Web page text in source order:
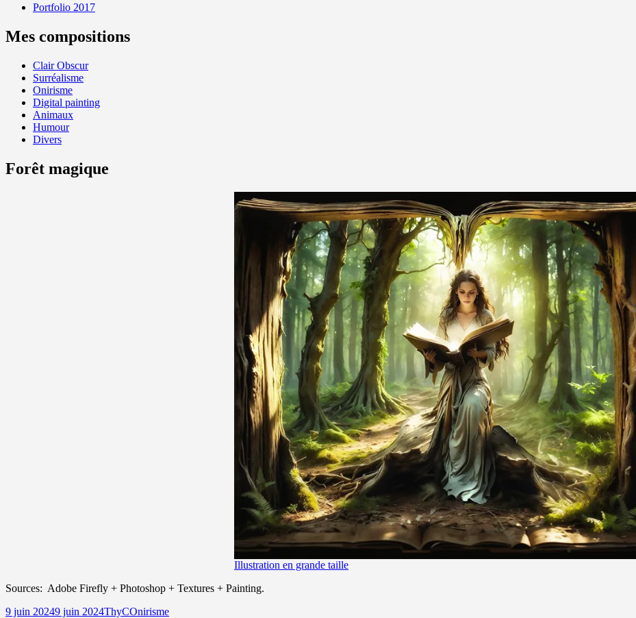
Portfolio 2017
Mes compositions
Clair Obscur
Surréalisme
Onirisme
Digital painting
Animaux
Humour
Divers
Forêt magique
Illustration en grande taille
Sources: Adobe Firefly + Photoshop + Textures + Painting.
Publié
9 juin 20249 juin 2024Auteur
ThyCCatégories
Onirisme